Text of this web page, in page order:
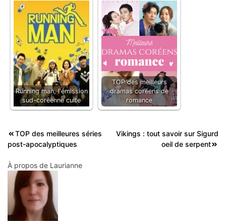
Running man, l'émission
sud-coréenne culte
TOP des meilleurs
dramas coréens de
romance
Navigation
de
l’article
TOP des meilleures séries
post-apocalyptiques
Vikings : tout savoir sur Sigurd
oeil de serpent
À propos de Laurianne